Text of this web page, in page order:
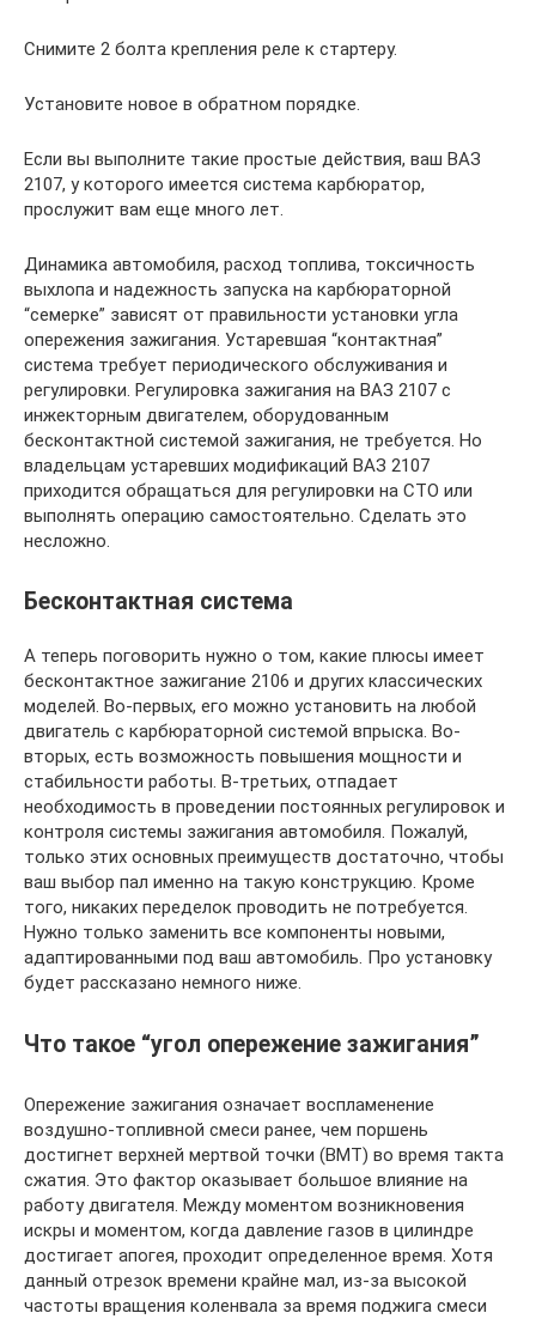
Снимите 2 болта крепления реле к стартеру.
Установите новое в обратном порядке.
Если вы выполните такие простые действия, ваш ВАЗ
2107, у которого имеется система карбюратор,
прослужит вам еще много лет.
Динамика автомобиля, расход топлива, токсичность
выхлопа и надежность запуска на карбюраторной
“семерке” зависят от правильности установки угла
опережения зажигания. Устаревшая “контактная”
система требует периодического обслуживания и
регулировки. Регулировка зажигания на ВАЗ 2107 с
инжекторным двигателем, оборудованным
бесконтактной системой зажигания, не требуется. Но
владельцам устаревших модификаций ВАЗ 2107
приходится обращаться для регулировки на СТО или
выполнять операцию самостоятельно. Сделать это
несложно.
Бесконтактная система
А теперь поговорить нужно о том, какие плюсы имеет
бесконтактное зажигание 2106 и других классических
моделей. Во-первых, его можно установить на любой
двигатель с карбюраторной системой впрыска. Во-
вторых, есть возможность повышения мощности и
стабильности работы. В-третьих, отпадает
необходимость в проведении постоянных регулировок и
контроля системы зажигания автомобиля. Пожалуй,
только этих основных преимуществ достаточно, чтобы
ваш выбор пал именно на такую конструкцию. Кроме
того, никаких переделок проводить не потребуется.
Нужно только заменить все компоненты новыми,
адаптированными под ваш автомобиль. Про установку
будет рассказано немного ниже.
Что такое “угол опережение зажигания”
Опережение зажигания означает воспламенение
воздушно-топливной смеси ранее, чем поршень
достигнет верхней мертвой точки (ВМТ) во время такта
сжатия. Это фактор оказывает большое влияние на
работу двигателя. Между моментом возникновения
искры и моментом, когда давление газов в цилиндре
достигает апогея, проходит определенное время. Хотя
данный отрезок времени крайне мал, из-за высокой
частоты вращения коленвала за время поджига смеси